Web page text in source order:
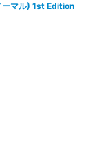
マル) 1st Edition